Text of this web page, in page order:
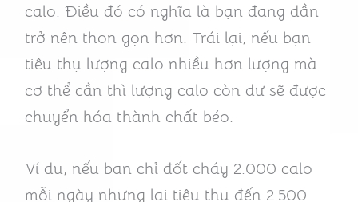
calo. Điều đó có nghĩa là bạn đang dần
trở nên thon gọn hơn. Trái lại, nếu bạn
tiêu thụ lượng calo nhiều hơn lượng mà
cơ thể cần thì lượng calo còn dư sẽ được
chuyển hóa thành chất béo.
Ví dụ, nếu bạn chỉ đốt cháy 2.000 calo
mỗi ngày nhưng lại tiêu thụ đến 2.500